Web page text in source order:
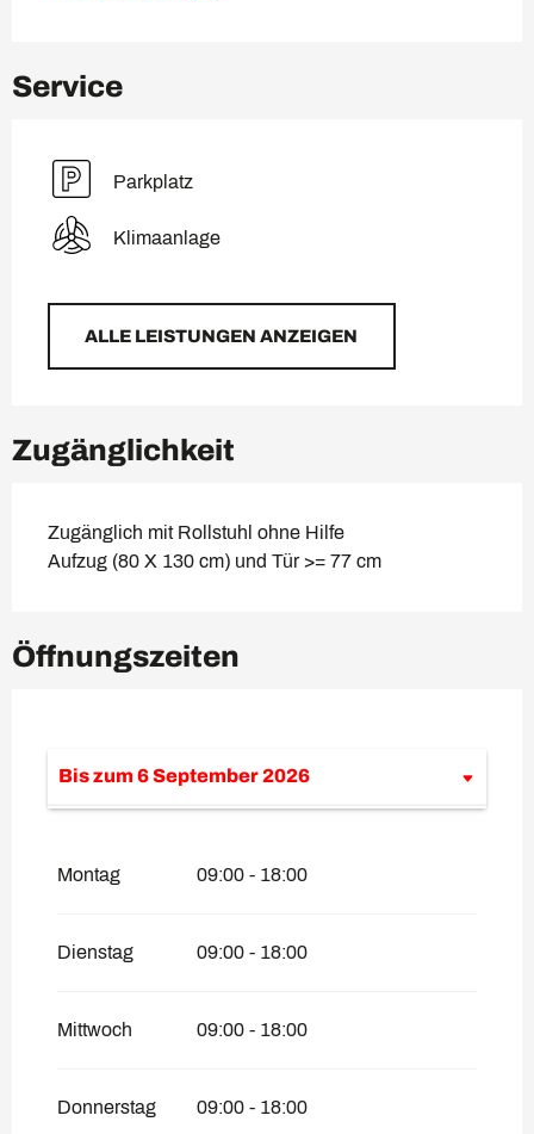
Service
Parkplatz
Klimaanlage
ALLE LEISTUNGEN ANZEIGEN
Zugänglichkeit
Zugänglich mit Rollstuhl ohne Hilfe
Aufzug (80 X 130 cm) und Tür >= 77 cm
Öffnungszeiten
Bis zum 6 September 2026
vom 7 September 2026
Montag 09:00 - 18:00
Dienstag 09:00 - 18:00
Mittwoch 09:00 - 18:00
Donnerstag 09:00 - 18:00